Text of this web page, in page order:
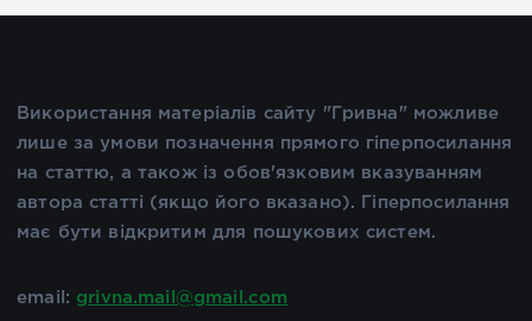
Використання матеріалів сайту "Гривна" можливе
лише за умови позначення прямого гіперпосилання
на статтю, а також із обов'язковим вказуванням
автора статті (якщо його вказано). Гіперпосилання
має бути відкритим для пошукових систем.
email: grivna.mail@gmail.com